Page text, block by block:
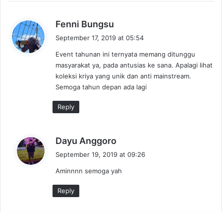
Fenni Bungsu
a
s
:
September 17, 2019 at 05:54
Event tahunan ini ternyata memang ditunggu
masyarakat ya, pada antusias ke sana. Apalagi lihat
koleksi kriya yang unik dan anti mainstream.
Semoga tahun depan ada lagi
Reply
Dayu Anggoro
s
September 19, 2019 at 09:26
Aminnnn semoga yah
Reply